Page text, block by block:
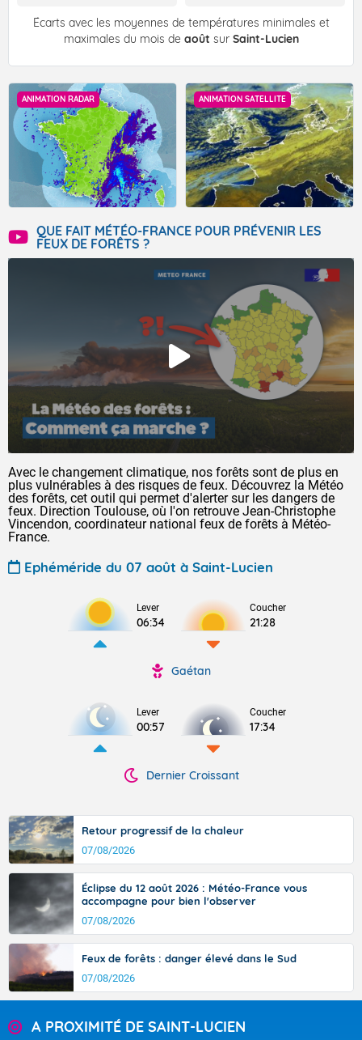
Écarts avec les moyennes de températures minimales et
maximales du mois de août sur Saint-Lucien
ANIMATION RADAR ANIMATION SATELLITE
QUE FAIT MÉTÉO-FRANCE POUR PRÉVENIR LES
FEUX DE FORÊTS ?
Avec le changement climatique, nos forêts sont de plus en
plus vulnérables à des risques de feux. Découvrez la Météo
des forêts, cet outil qui permet d'alerter sur les dangers de
feux. Direction Toulouse, où l'on retrouve Jean-Christophe
Vincendon, coordinateur national feux de forêts à Météo-
France.
Ephéméride du 07 août à Saint-Lucien
Lever
06:34
Coucher
21:28
Gaétan
Lever
00:57
Coucher
17:34
Dernier Croissant
Retour progressif de la chaleur
07/08/2026
Éclipse du 12 août 2026 : Météo-France vous
accompagne pour bien l'observer
07/08/2026
Feux de forêts : danger élevé dans le Sud
07/08/2026
A PROXIMITÉ DE SAINT-LUCIEN